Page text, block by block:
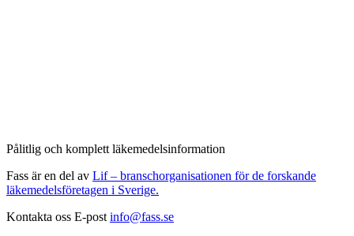
Pålitlig och komplett läkemedelsinformation
Fass är en del av Lif – branschorganisationen för de forskande
läkemedelsföretagen i Sverige.
Kontakta oss E-post info@fass.se